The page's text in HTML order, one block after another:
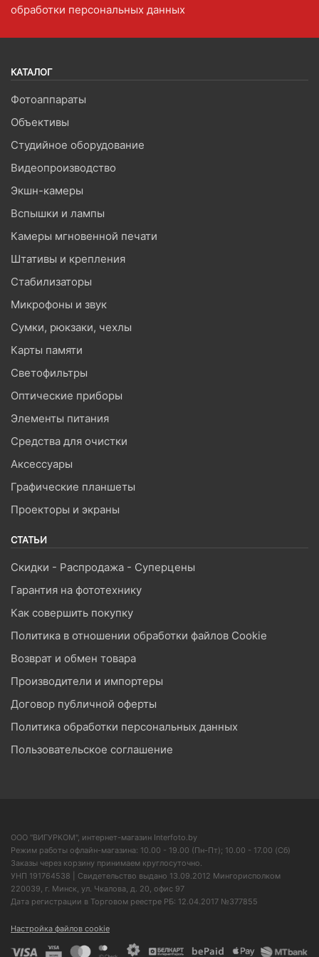
обработки персональных данных
КАТАЛОГ
Фотоаппараты
Объективы
Студийное оборудование
Видеопроизводство
Экшн-камеры
Вспышки и лампы
Камеры мгновенной печати
Штативы и крепления
Стабилизаторы
Микрофоны и звук
Сумки, рюкзаки, чехлы
Карты памяти
Светофильтры
Оптические приборы
Элементы питания
Средства для очистки
Аксессуары
Графические планшеты
Проекторы и экраны
СТАТЬИ
Скидки - Распродажа - Суперцены
Гарантия на фототехнику
Как совершить покупку
Политика в отношении обработки файлов Cookie
Возврат и обмен товара
Производители и импортеры
Договор публичной оферты
Политика обработки персональных данных
Пользовательское соглашение
ООО "ВИГУРКОМ", интернет-магазин Interfoto.by
Режим работы офлайн-магазина: 10.00 - 19.00 (Пн-Пт); 10.00 - 17.00 (Сб)
Заказы через корзину принимаем круглосуточно.
УНП 191764538 | Свидетельство выдано 13.09.2012 Мингорисполком
220039, г. Минск, ул. Чкалова, д. 20, офис 97
Дата регистрации в Торговом реестре РБ: 12.04.2017 №377855
Настройка файлов cookie